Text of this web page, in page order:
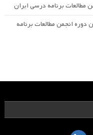
برنامه درسی ایران
انجمن مطالعات برنامه